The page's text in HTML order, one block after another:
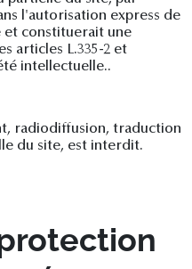
l'autorisation express de
et constituerait une
articles L.335-2 et
intellectuelle..
radiodiffusion, traduction
du site, est interdit.